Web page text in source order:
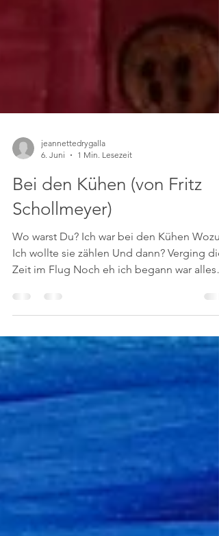
jeannettedrygalla
6. Juni
1 Min. Lesezeit
Bei den Kühen (von Fritz
Schollmeyer)
Wo warst Du? Ich war bei den Kühen Wozu?
Zeit im Flug Noch eh ich begann war alles
anders Und ich, mir war als sei ich nicht
Nur für die Kühe Sie anzusehen Bevor ihr
gleich wieder die Augen verdreht Ich sehe
es nicht Ich bin nicht hier Und wär ich's
Nur um zu sagen Die Kühe wer weiß wie
viele Mir sind sie für immer genug Fritz
Schollmeyer (2025) Gelesen vom Autor
den Text hier Foto Fritz Schollmeyer